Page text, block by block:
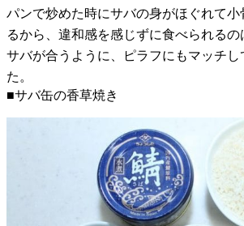
パンで炒めた時にサバの身がほぐれて
るから、違和感を感じずに食べられるの
サバが合うように、ピラフにもマッチし
た。
■サバ缶の香草焼き